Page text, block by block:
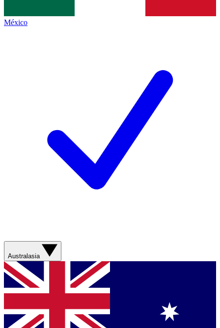
México
Australasia